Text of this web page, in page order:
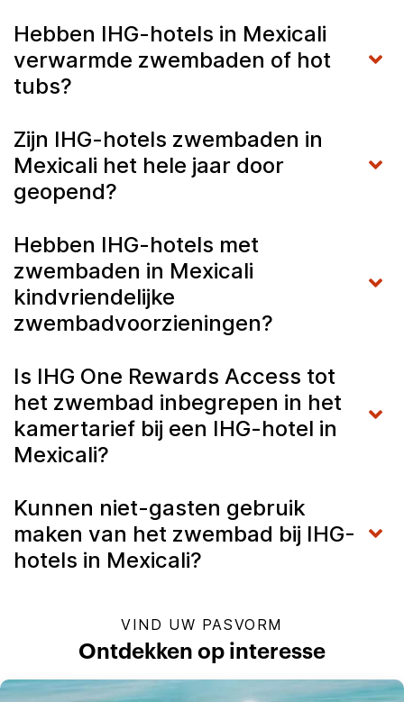
Hebben IHG-hotels in Mexicali
verwarmde zwembaden of hot
tubs?
Zijn IHG-hotels zwembaden in
Mexicali het hele jaar door
geopend?
Hebben IHG-hotels met
zwembaden in Mexicali
kindvriendelijke
zwembadvoorzieningen?
Is IHG One Rewards Access tot
het zwembad inbegrepen in het
kamertarief bij een IHG-hotel in
Mexicali?
Kunnen niet-gasten gebruik
maken van het zwembad bij IHG-
hotels in Mexicali?
VIND UW PASVORM
Ontdekken op interesse